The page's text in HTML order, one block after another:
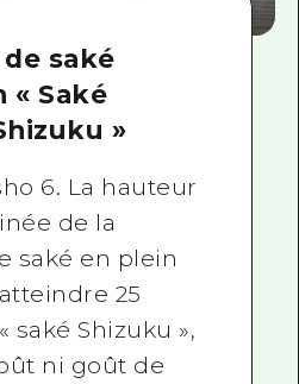
saké
« Saké
»
6. La hauteur
de la
saké en plein
25
saké Shizuku »,
ni goût de